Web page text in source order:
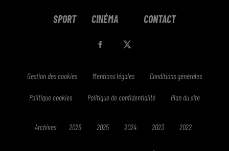
SPORT CINÉMA CONTACT
Gestion des cookies Mentions légales Conditions générales
Politique cookies Politique de confidentialité Plan du site
Archives 2026 2025 2024 2023 2022